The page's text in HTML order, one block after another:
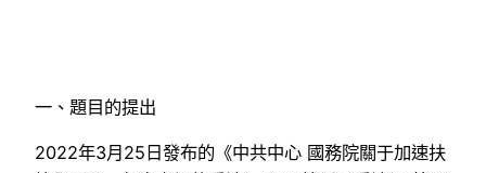
一、題目的提出
2022年3月25日發布的《中共中心 國務院關于加速扶